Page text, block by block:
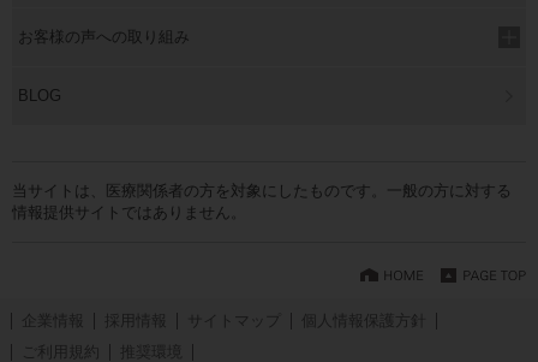
お客様の声への取り組み
BLOG
当サイトは、医療関係者の方を対象にしたものです。一般の方に対する
情報提供サイトではありません。
企業情報 採用情報 サイトマップ
個人情報保護方針
ご利用規約
推奨環境